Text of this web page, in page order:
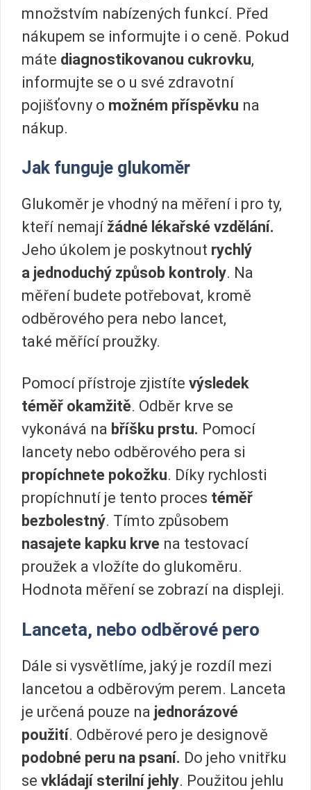
množstvím nabízených funkcí. Před
nákupem se informujte i o ceně. Pokud
máte diagnostikovanou cukrovku,
informujte se o u své zdravotní
pojišťovny o možném příspěvku na
nákup.
Jak funguje glukoměr
Glukoměr je vhodný na měření i pro ty,
kteří nemají žádné lékařské vzdělání.
Jeho úkolem je poskytnout rychlý
a jednoduchý způsob kontroly. Na
měření budete potřebovat, kromě
odběrového pera nebo lancet,
také měřící proužky.
Pomocí přístroje zjistíte výsledek
téměř okamžitě. Odběr krve se
vykonává na bříšku prstu. Pomocí
lancety nebo odběrového pera si
propíchnete pokožku. Díky rychlosti
propíchnutí je tento proces téměř
bezbolestný. Tímto způsobem
nasajete kapku krve na testovací
proužek a vložíte do glukoměru.
Hodnota měření se zobrazí na displeji.
Lanceta, nebo odběrové pero
Dále si vysvětlíme, jaký je rozdíl mezi
lancetou a odběrovým perem. Lanceta
je určená pouze na jednorázové
použití. Odběrové pero je designově
podobné peru na psaní. Do jeho vnitřku
se vkládají sterilní jehly. Použitou jehlu